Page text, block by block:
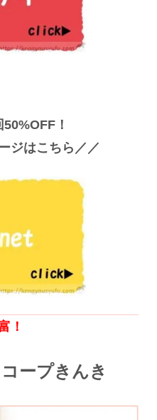
！
ジはこちら／／
！
ープきんき